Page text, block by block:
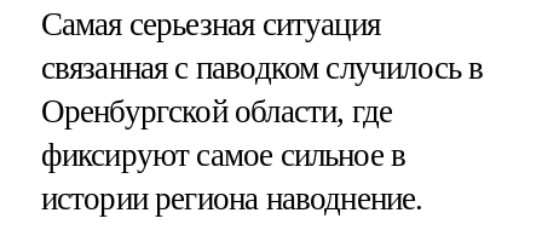
Самая серьезная ситуация
связанная с паводком случилось в
Оренбургской области, где
фиксируют самое сильное в
истории региона наводнение.